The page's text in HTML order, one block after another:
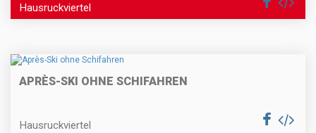
Hausruckviertel
APRÈS-SKI OHNE SCHIFAHREN
Hausruckviertel